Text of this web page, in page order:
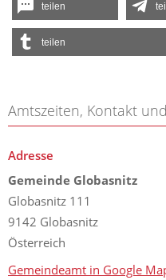
teilen
teilen
Amtszeiten, Kontakt
Adresse
Gemeinde Globasnitz
Globasnitz 111
9142 Globasnitz
Österreich
Gemeindeamt in Google